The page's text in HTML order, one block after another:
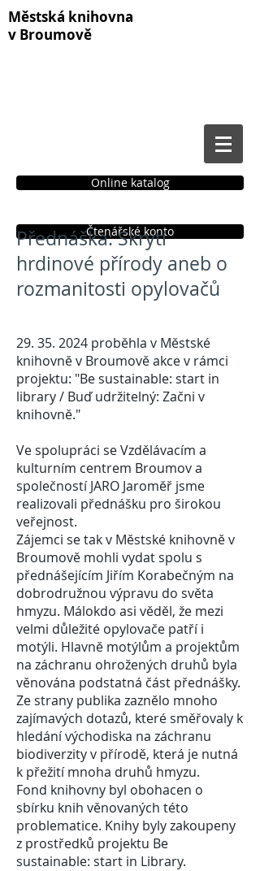
Městská knihovna
v Broumově
Online katalog
Čtenářské konto
Přednáška: Skrytí
hrdinové přírody aneb o
rozmanitosti opylovačů
29. 35. 2024 proběhla v Městské
knihovně v Broumově akce v rámci
projektu: "Be sustainable: start in
library / Buď udržitelný: Začni v
knihovně."
Ve spolupráci se Vzdělávacím a
kulturním centrem Broumov a
společností JARO Jaroměř jsme
realizovali přednášku pro širokou
veřejnost.
Zájemci se tak v Městské knihovně v
Broumově mohli vydat spolu s
přednášejícím Jiřím Korabečným na
dobrodružnou výpravu do světa
hmyzu. Málokdo asi věděl, že mezi
velmi důležité opylovače patří i
motýli. Hlavně motýlům a projektům
na záchranu ohrožených druhů byla
věnována podstatná část přednášky.
Ze strany publika zaznělo mnoho
zajímavých dotazů, které směřovaly k
hledání východiska na záchranu
biodiverzity v přírodě, která je nutná
k přežití mnoha druhů hmyzu.
Fond knihovny byl obohacen o
sbírku knih věnovaných této
problematice. Knihy byly zakoupeny
z prostředků projektu Be
sustainable: start in Library.